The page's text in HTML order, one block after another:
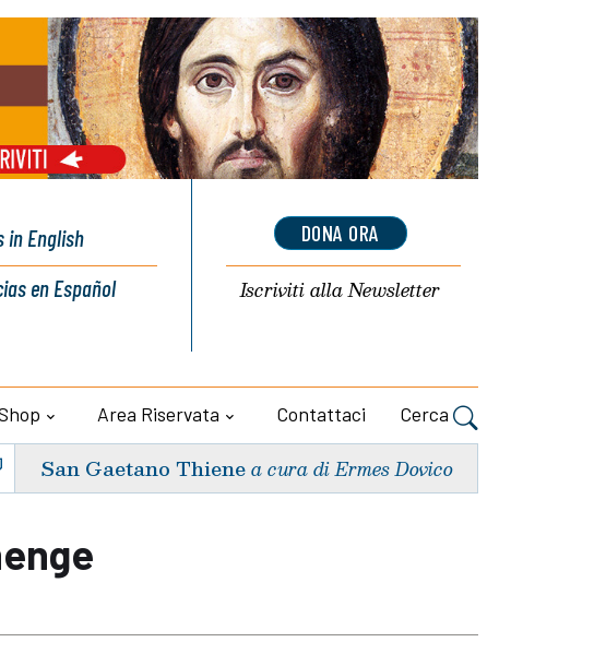
in English
en Español
DONA ORA
Iscriviti allaNewsletter
Area Riservata Contattaci Cerca
San Gaetano Thiene a cura di Ermes Dovico